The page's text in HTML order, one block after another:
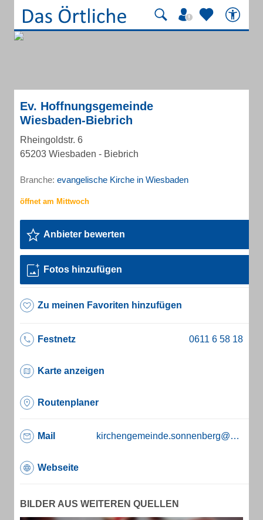
Ev. Hoffnungsgemeinde
Wiesbaden-Biebrich
Rheingoldstr. 6
65203 Wiesbaden - Biebrich
Branche: evangelische Kirche in Wiesbaden
Anbieter bewerten
Fotos hinzufügen
Zu meinen Favoriten hinzufügen
Festnetz
Karte anzeigen
Routenplaner
Mail kirchengemeinde.sonnenberg@ekhn.de
Webseite
BILDER AUS WEITEREN QUELLEN